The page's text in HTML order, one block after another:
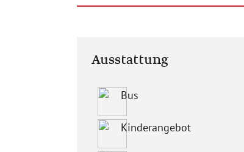
Ausstattung
Bus
Kinderangebot